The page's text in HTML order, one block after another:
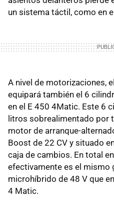
un sistema táctil, como en
A nivel de motorizaciones,
equipará también el 6
en el E 450 4Matic. Este 6
litros sobrealimentado por
motor de arranque-
Boost de 22 CV y situado
caja de cambios. En total
efectivamente es el mismo
microhíbrido de 48 V que
4 Matic.